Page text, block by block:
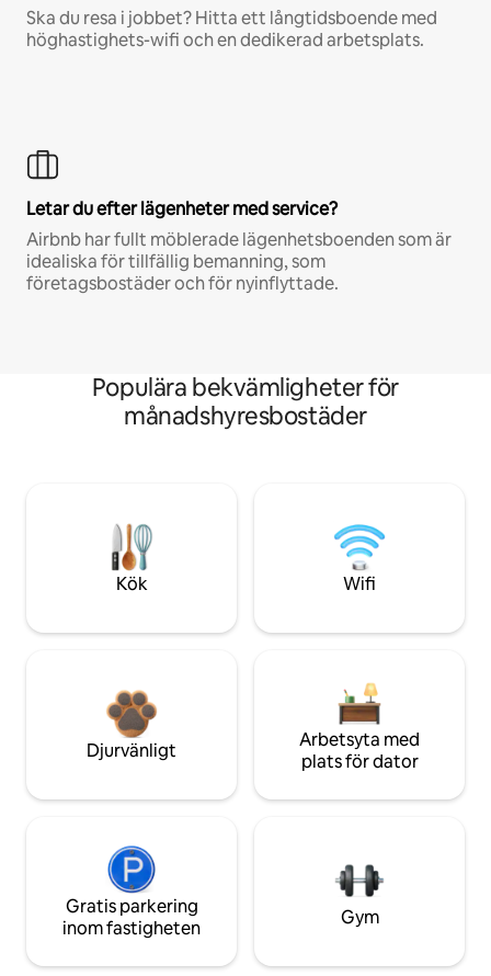
Ska du resa i jobbet? Hitta ett långtidsboende med
höghastighets-wifi och en dedikerad arbetsplats.
Letar du efter lägenheter med service?
Airbnb har fullt möblerade lägenhetsboenden som är
idealiska för tillfällig bemanning, som
företagsbostäder och för nyinflyttade.
Populära bekvämligheter för
månadshyresbostäder
Kök Wifi
Djurvänligt
Arbetsyta med
plats för dator
Gratis parkering
inom fastigheten
Gym